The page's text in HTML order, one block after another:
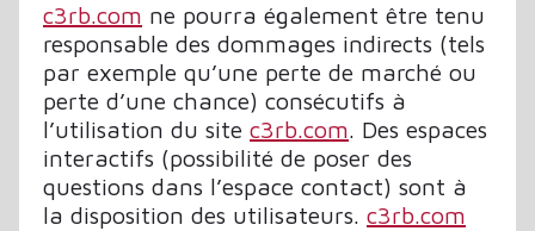
c3rb.com ne pourra également être tenu
responsable des dommages indirects (tels
par exemple qu’une perte de marché ou
perte d’une chance) consécutifs à
l’utilisation du site c3rb.com. Des espaces
interactifs (possibilité de poser des
questions dans l’espace contact) sont à
la disposition des utilisateurs. c3rb.com